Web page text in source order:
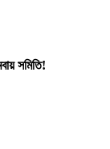
সমিতি!